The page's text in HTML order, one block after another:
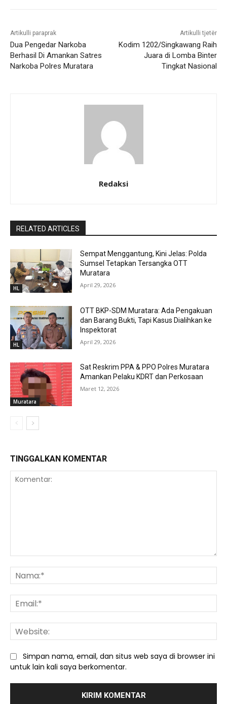
Artikulli paraprak
Dua Pengedar Narkoba
Berhasil Di Amankan Satres
Narkoba Polres Muratara
Artikulli tjetër
Kodim 1202/Singkawang Raih
Juara di Lomba Binter
Tingkat Nasional
Redaksi
RELATED ARTICLES
HL
Sempat Menggantung, Kini Jelas: Polda
Sumsel Tetapkan Tersangka OTT
Muratara
April 29, 2026
HL
OTT BKP-SDM Muratara: Ada Pengakuan
dan Barang Bukti, Tapi Kasus Dialihkan ke
Inspektorat
April 29, 2026
Muratara
Sat Reskrim PPA & PPO Polres Muratara
Amankan Pelaku KDRT dan Perkosaan
Maret 12, 2026
TINGGALKAN KOMENTAR
Simpan nama, email, dan situs web saya di browser ini
untuk lain kali saya berkomentar.